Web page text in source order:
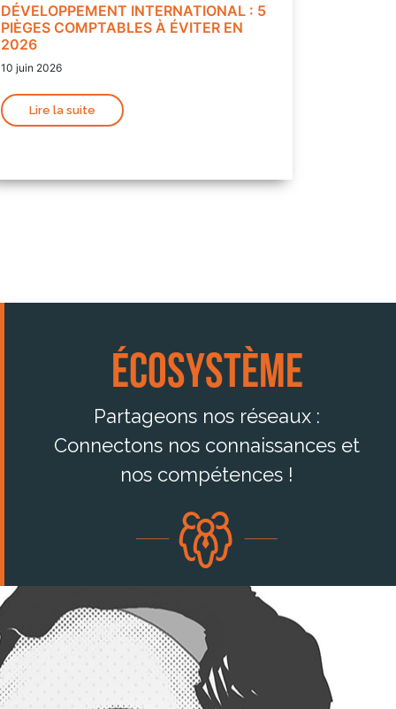
DÉVELOPPEMENT INTERNATIONAL : 5
PIÈGES COMPTABLES À ÉVITER EN
2026
10 juin 2026
Lire la suite
Écosystème
Partageons nos réseaux :
Connectons nos connaissances et
nos compétences !